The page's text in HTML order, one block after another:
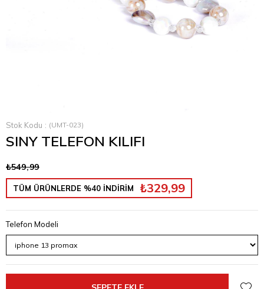
Stok Kodu (UMT-023)
SINY TELEFON KILIFI
₺549,99
TÜM ÜRÜNLERDE %40 İNDİRİM ₺329,99
Telefon Modeli